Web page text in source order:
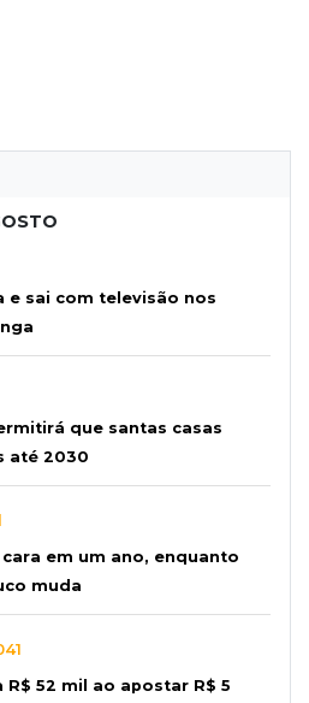
e sai com televisão nos
que santas casas
até 2030
em um ano, enquanto
muda
R$ 52 mil ao apostar R$ 5